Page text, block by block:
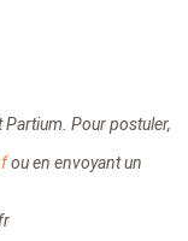
Pour postuler,
ou en envoyant un